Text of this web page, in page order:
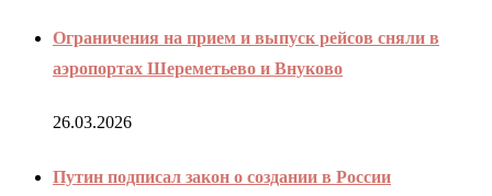
Ограничения на прием и выпуск рейсов сняли в
аэропортах Шереметьево и Внуково
26.03.2026
Путин подписал закон о создании в России